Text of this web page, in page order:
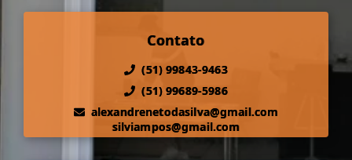
Contato
(51) 99843-9463
(51) 99689-5986
alexandrenetodasilva@gmail.com
silviampos@gmail.com